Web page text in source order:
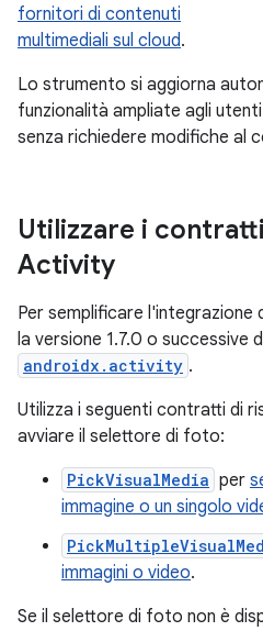
fornitori di contenuti
multimediali sul cloud.
Lo strumento si aggiorna
funzionalità ampliate agli
senza richiedere modifiche al
Utilizzare i
Activity
Per semplificare
la versione 1.7.0 o successive
androidx.activity .
Utilizza i seguenti contratti di
avviare il selettore di foto:
PickVisualMedia per
immagine o un singolo
immagini o video.
Se il selettore di foto non è